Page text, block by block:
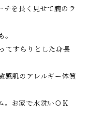
チを長く見せて腕のラ
てすらりとした身長
感肌のアレルギー体質
。お家で水洗いＯＫ